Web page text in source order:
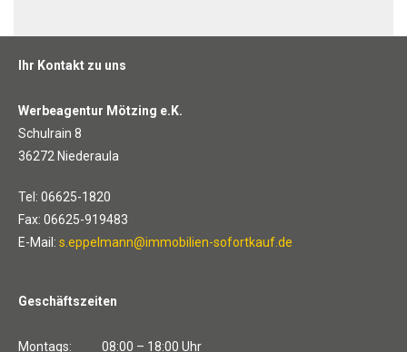
Ihr Kontakt zu uns
Werbeagentur Mötzing e.K.
Schulrain 8
36272 Niederaula
Tel: 06625-1820
Fax: 06625-919483
E-Mail: s.eppelmann@immobilien-sofortkauf.de
Geschäftszeiten
Montags: 08:00 – 18:00 Uhr